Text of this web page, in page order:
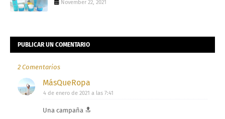
November 22, 2021
PUBLICAR UN COMENTARIO
2 Comentarios
MásQueRopa
4 de enero de 2021 a las 7:41
Una campaña 🔝